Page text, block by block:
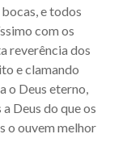
- Introdução
e todos
com os
reverência dos
e clamando
o Deus eterno,
Deus do que os
o ouvem melhor